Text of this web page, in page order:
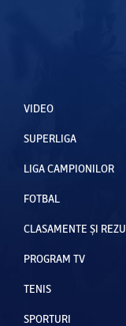
VIDEO
SUPERLIGA
LIGA CAMPIONILOR
FOTBAL
CLASAMENTE ȘI
PROGRAM TV
TENIS
SPORTURI